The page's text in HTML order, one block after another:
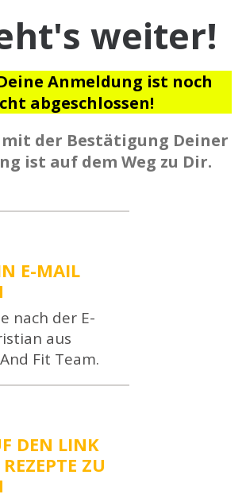
weiter!
Anmeldung ist noch
abgeschlossen!
mit der Bestätigung Deiner
ist auf dem Weg zu Dir.
E-MAIL
nach der E-
aus
Fit Team.
DEN LINK
ZU